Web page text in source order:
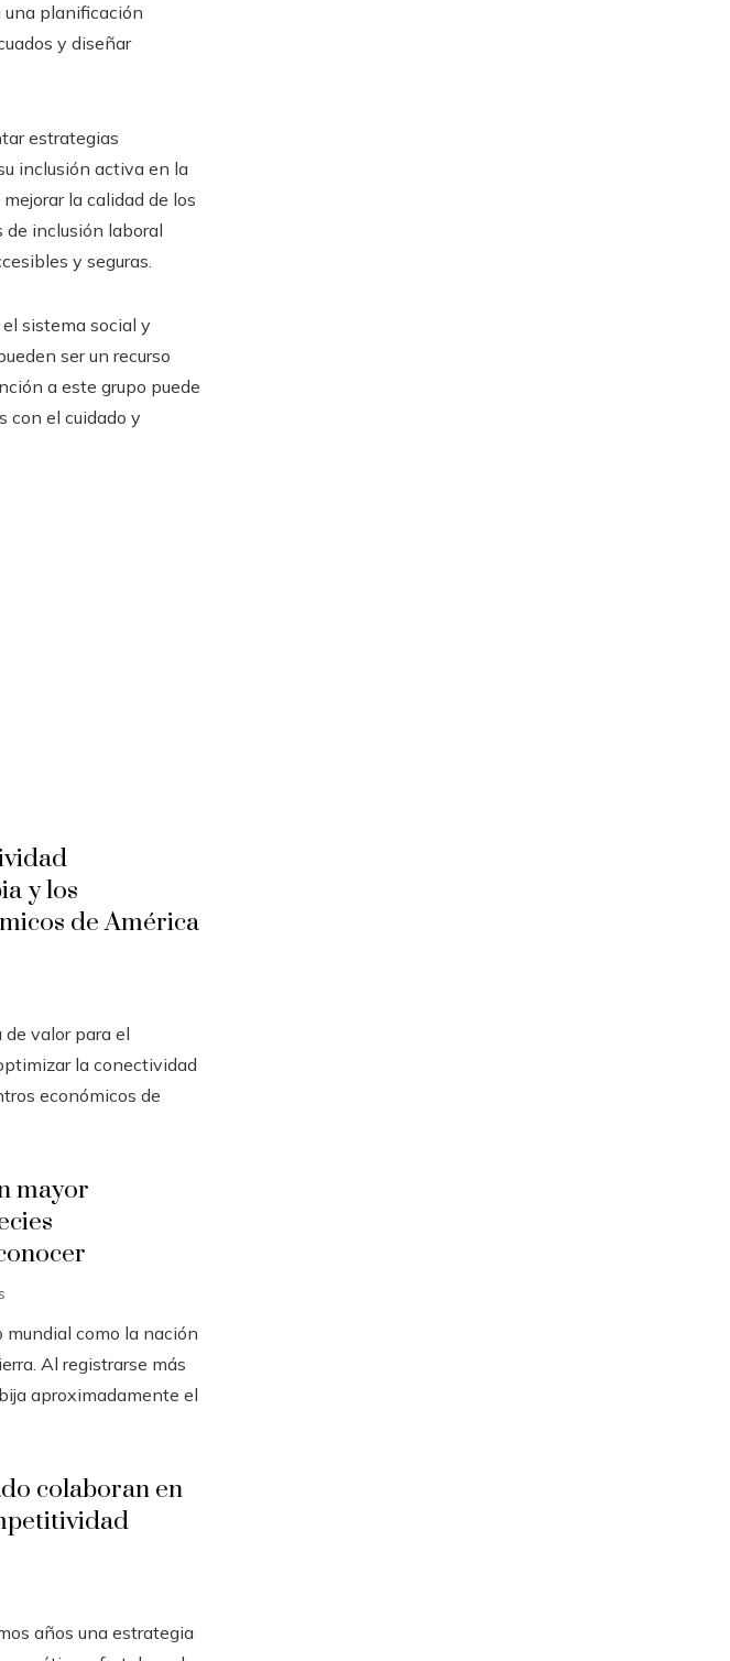
una planificación
y diseñar
estrategias
inclusión activa en la
la calidad de los
inclusión laboral
y seguras.
sistema social y
ser un recurso
a este grupo puede
con el cuidado y
y los
de América
valor para el
la conectividad
económicos de
mayor
como la nación
Al registrarse más
aproximadamente el
colaboran en
años una estrategia